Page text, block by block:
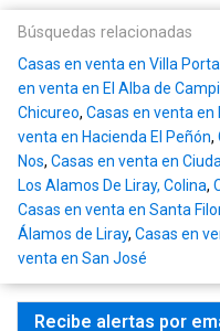
Búsquedas relacionadas
Casas en venta en Villa
en venta en El Alba de
Chicureo, Casas en venta en
venta en Hacienda El Peñón,
Nos, Casas en venta en
Los Alamos De Liray, Colina,
Casas en venta en Santa
Álamos de Liray, Casas en
venta en San José
Recibe alertas por